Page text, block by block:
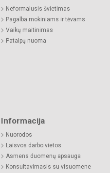
Neformalusis švietimas
Pagalba mokiniams ir tėvams
Vaikų maitinimas
Patalpų nuoma
Informacija
Nuorodos
Laisvos darbo vietos
Asmens duomenų apsauga
Konsultavimasis su visuomene